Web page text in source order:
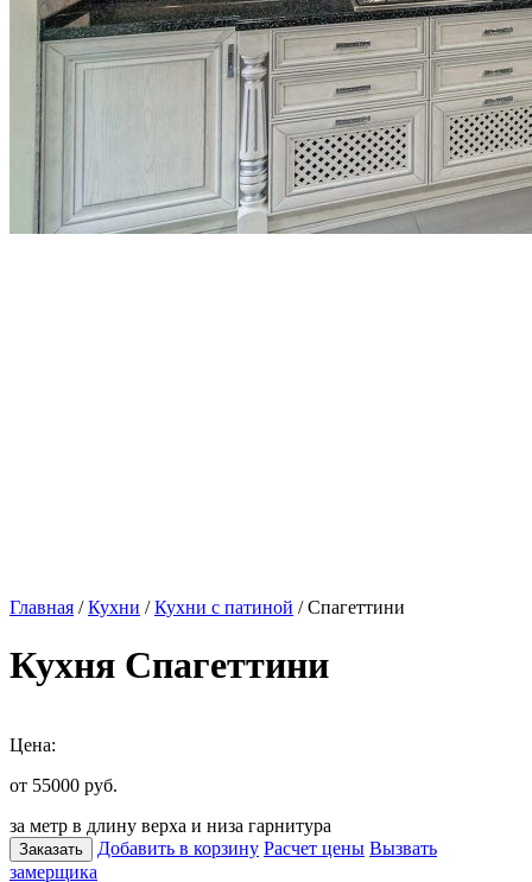
Главная /Кухни /Кухни с патиной / Спагеттини
Кухня Спагеттини
Цена:
от 55000 руб.
за метр в длину верха и низа гарнитура
Заказать Добавить в корзину Расчет цены Вызвать
замерщика